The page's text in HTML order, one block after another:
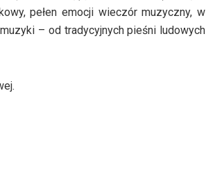
pełen emocji wieczór muzyczny, w
– od tradycyjnych pieśni ludowych